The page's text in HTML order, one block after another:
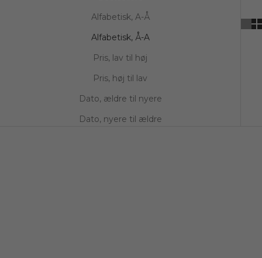
Alfabetisk, A-Å
Alfabetisk, Å-A
Pris, lav til høj
Pris, høj til lav
Dato, ældre til nyere
Dato, nyere til ældre